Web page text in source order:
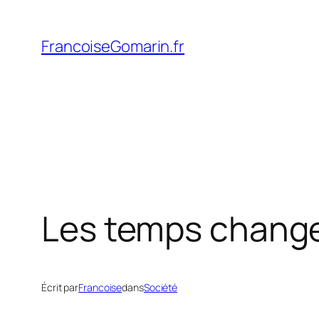
contenu
FrancoiseGomarin.fr
Les temps
Écrit parFrancoisedansSociété